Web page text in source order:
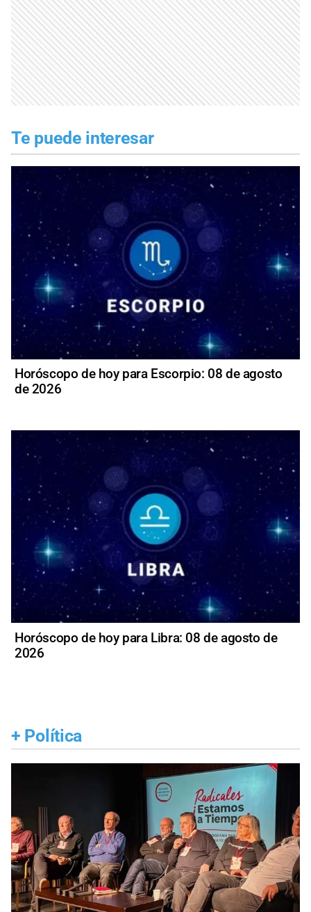
Te puede interesar
Horóscopo de hoy para Escorpio: 08 de agosto
de 2026
Horóscopo de hoy para Libra: 08 de agosto de
2026
+ Política